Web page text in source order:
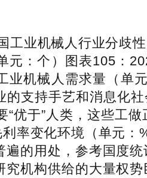
工业机械人行业分歧
：个）图表105：
机械人需求量（单
支持手艺和消息化
优于”人类，这些工
率变化环境（单元
的用处，参考国度
机构供给的大量权